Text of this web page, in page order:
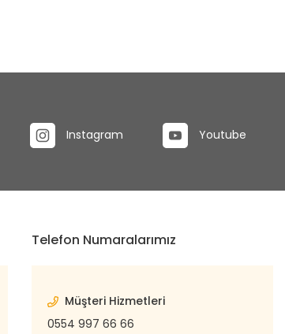
Instagram Youtube
Telefon Numaralarımız
Müşteri Hizmetleri
0554 997 66 66